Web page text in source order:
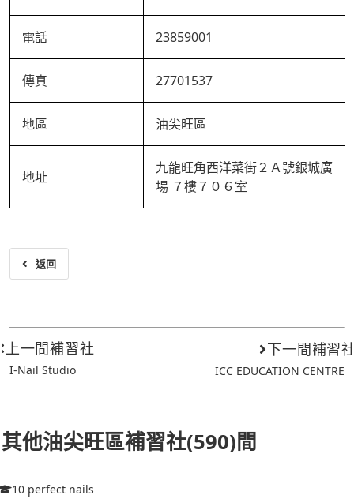
電話 23859001
傳真 27701537
地區 油尖旺區
地址
九龍旺角西洋菜街２Ａ號銀城廣
場 ７樓７０６室
返回
上一間補習社
I-Nail Studio
下一間補習
ICC EDUCATION CENTRE
其他油尖旺區補習社(590)間
10 perfect nails